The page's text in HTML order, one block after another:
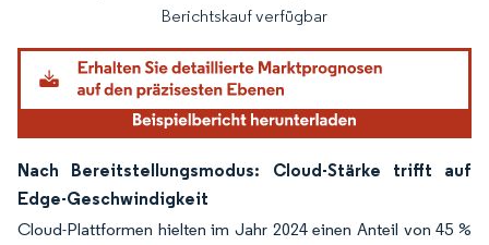
Berichtskauf verfügbar
Nach Bereitstellungsmodus: Cloud-Stärke trifft auf
Edge-Geschwindigkeit
Cloud-Plattformen hielten im Jahr 2024 einen Anteil von 45 %